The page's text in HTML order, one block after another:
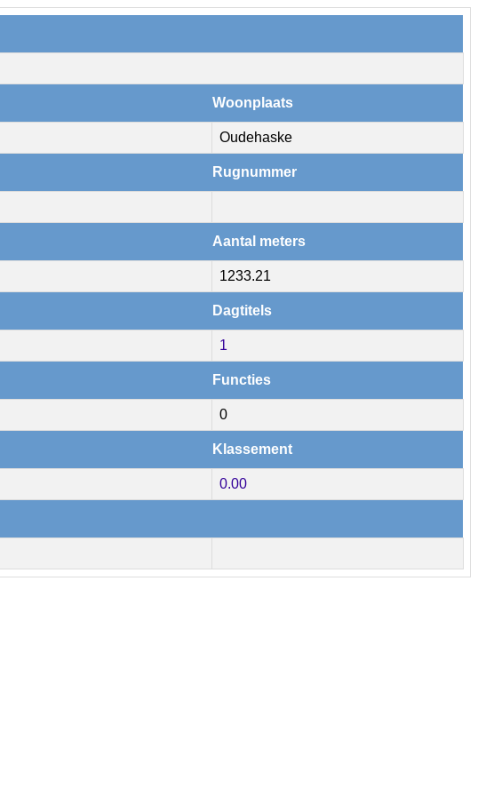
Woonplaats
Oudehaske
Rugnummer
Aantal meters
1233.21
Dagtitels
1
Functies
0
Klassement
0.00